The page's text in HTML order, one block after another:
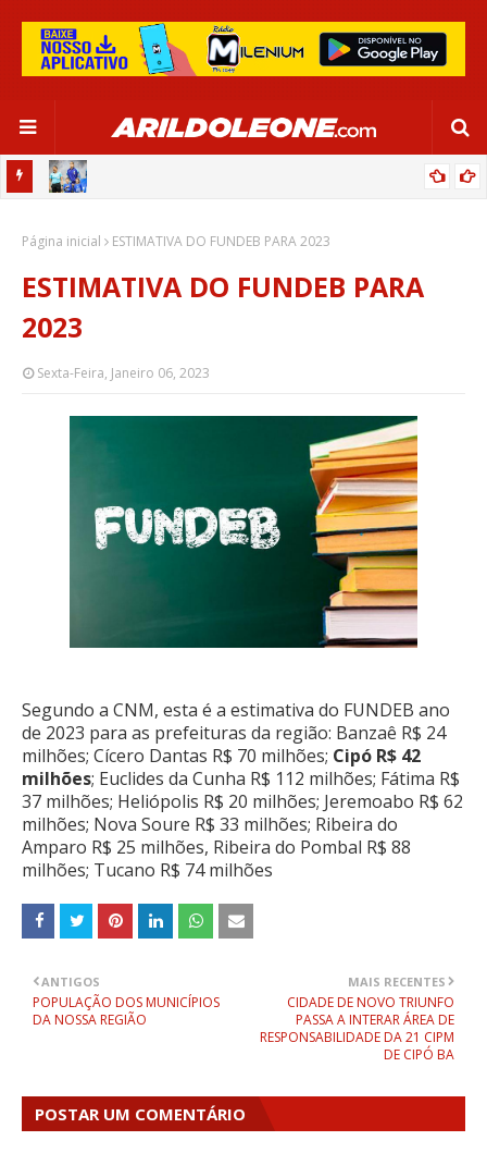
SALVADOR
Página inicial ESTIMATIVA DO FUNDEB PARA 2023
ESTIMATIVA DO FUNDEB PARA
2023
Sexta-Feira, Janeiro 06, 2023
Segundo a CNM, esta é a estimativa do FUNDEB ano
de 2023 para as prefeituras da região: Banzaê R$ 24
milhões; Cícero Dantas R$ 70 milhões; Cipó R$ 42
milhões; Euclides da Cunha R$ 112 milhões; Fátima R$
37 milhões; Heliópolis R$ 20 milhões; Jeremoabo R$ 62
milhões; Nova Soure R$ 33 milhões; Ribeira do
Amparo R$ 25 milhões, Ribeira do Pombal R$ 88
milhões; Tucano R$ 74 milhões
MAIS RECENTES
CIDADE DE NOVO TRIUNFO
PASSA A INTERAR ÁREA DE
RESPONSABILIDADE DA 21 CIPM
DE CIPÓ BA
ANTIGOS
POPULAÇÃO DOS MUNICÍPIOS
DA NOSSA REGIÃO
POSTAR UM COMENTÁRIO